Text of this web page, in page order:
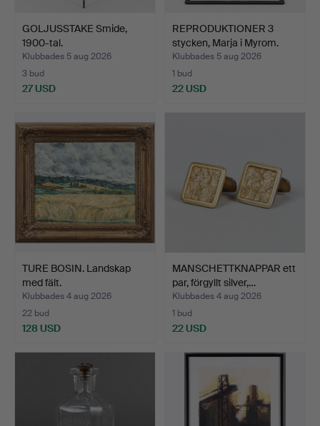
GOLJUSSTAKE Smide,
1900-tal.
Klubbades 5 aug 2026
3 bud
27 USD
REPRODUKTIONER 3
stycken, Marja i Myrom.
Klubbades 5 aug 2026
1 bud
22 USD
TURE BOSIN. Landskap
med fält.
Klubbades 4 aug 2026
22 bud
128 USD
MANSCHETTKNAPPAR ett
par, förgyllt silver,…
Klubbades 4 aug 2026
1 bud
22 USD